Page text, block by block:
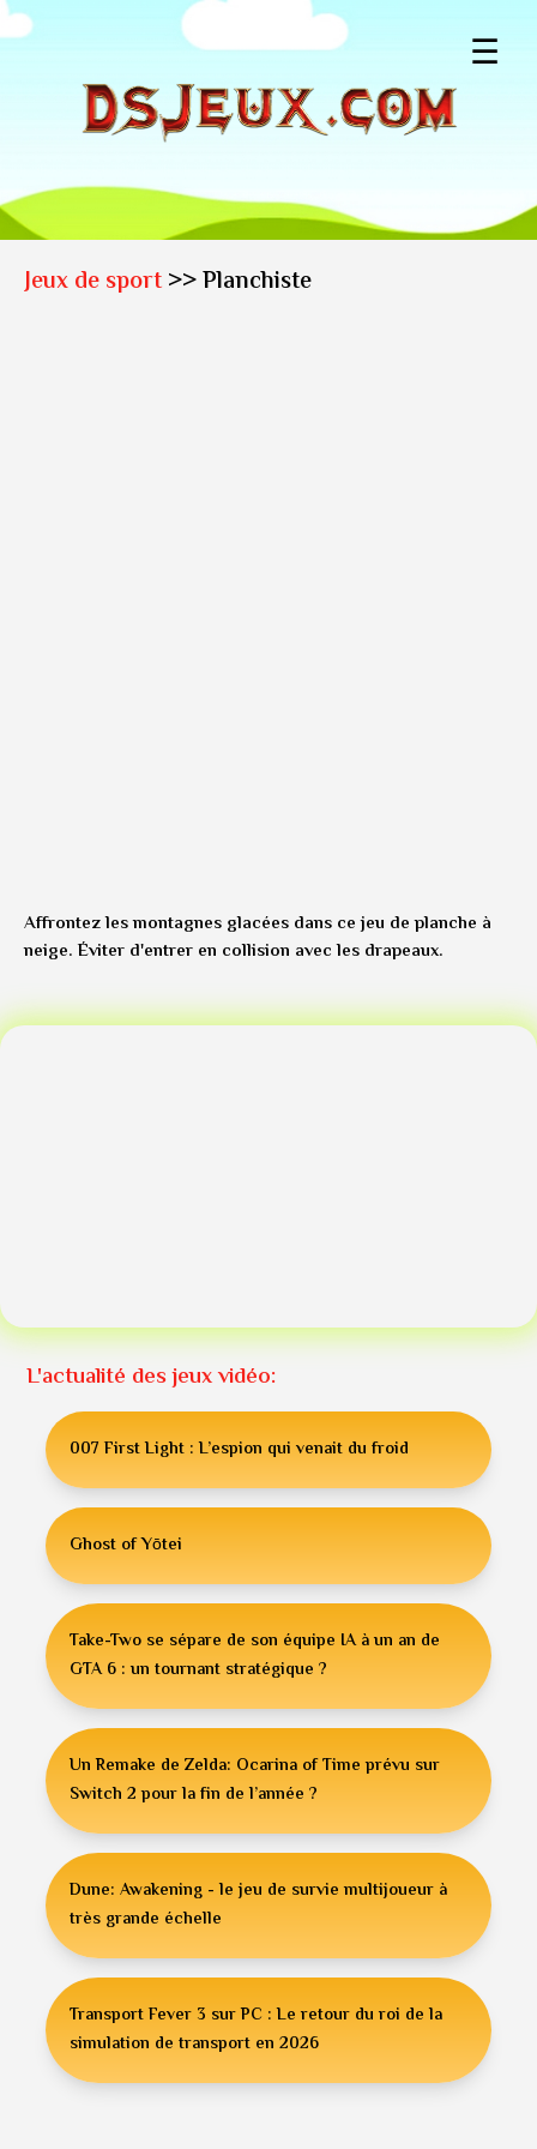
☰
Jeux de sport>> Planchiste
Affrontez les montagnes glacées dans ce jeu de planche à
neige. Éviter d'entrer en collision avec les drapeaux.
L'actualité des jeux vidéo:
007 First Light : L’espion qui venait du froid
Ghost of Yōtei
Take-Two se sépare de son équipe IA à un an de
GTA 6 : un tournant stratégique ?
Un Remake de Zelda: Ocarina of Time prévu sur
Switch 2 pour la fin de l’année ?
Dune: Awakening - le jeu de survie multijoueur à
très grande échelle
Transport Fever 3 sur PC : Le retour du roi de la
simulation de transport en 2026